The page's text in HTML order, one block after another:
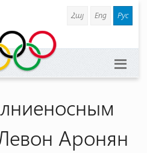
Հայ Eng Рус
Аронян